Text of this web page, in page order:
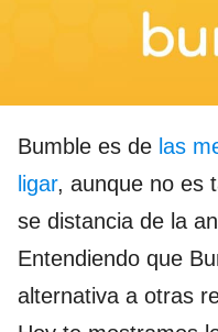
Bumble es de las
ligar, aunque no es
se distancia de la
Entendiendo que
alternativa a otras